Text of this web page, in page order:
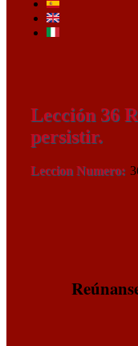
Lección 36
persistir.
Leccion Numero